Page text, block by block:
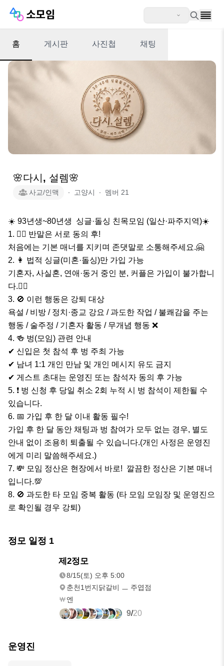
홈 게시판 사진첩 채팅
🌸다시, 설렘🌸
사교/인맥 ∙ 고양시 ∙ 멤버 21
☀️ 93년생~80년생  싱글·돌싱 친목모임 (일산·파주지역)☀️
1. 🙅‍♀️ 반말은 서로 동의 후!
처음에는 기본 매너를 지키며 존댓말로 소통해주세요.🤗
2. 👩 법적 싱글(미혼·돌싱)만 가입 가능
기혼자, 사실혼, 연애·동거 중인 분, 커플은 가입이 불가합니
다.🙅‍♂️
3. 🚫 이런 행동은 강퇴 대상
욕설 / 비방 / 정치·종교 강요 / 과도한 작업 / 불쾌감을 주는
행동 / 술주정 / 기혼자 활동 / 무개념 행동 ❌
4. 🍻 벙(모임) 관련 안내
✔ 신입은 첫 참석 후 벙 주최 가능
✔ 남녀 1:1 개인 만남 및 개인 메시지 유도 금지
✔ 게스트 초대는 운영진 또는 참석자 동의 후 가능
5. ❗ 벙 신청 후 당일 취소 2회 누적 시 벙 참석이 제한될 수
있습니다.
6. 📅 가입 후 한 달 이내 활동 필수!
가입 후 한 달 동안 채팅과 벙 참여가 모두 없는 경우, 별도
안내 없이 조용히 퇴출될 수 있습니다.(개인 사정은 운영진
에게 미리 말씀해주세요.)
7. 💸 모임 정산은 현장에서 바로!  깔끔한 정산은 기본 매너
입니다.💯
8. 🚫 과도한 타 모임 중복 활동 (타 모임 모임장 및 운영진으
로 확인될 경우 강퇴)
정모 일정 1
제2정모
8/15(토) 오후 5:00
춘천1번지닭갈비 ㅡ 주엽점
엔
9/20
운영진